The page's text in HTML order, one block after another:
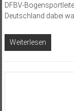
DFBV-
Deutschland dabei
Weiterlesen